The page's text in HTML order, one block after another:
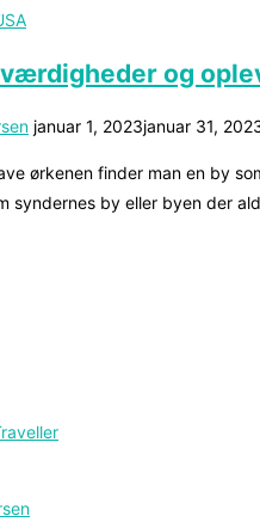
og
Udgivet
januar 1, 2023januar 31,
ørkenen finder man en by
syndernes by eller byen der